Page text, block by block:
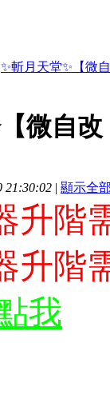
✨斬月天堂✨【微
微自
21:30:02 | 顯示全
升階
升階
我